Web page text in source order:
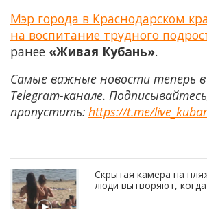
Мэр города в Краснодарском
на воспитание трудного
ранее «Живая Кубань».
Самые важные новости теперь
Telegram-канале.
пропустить: https://t.me/
Скрытая камера на
люди вытворяют, когда